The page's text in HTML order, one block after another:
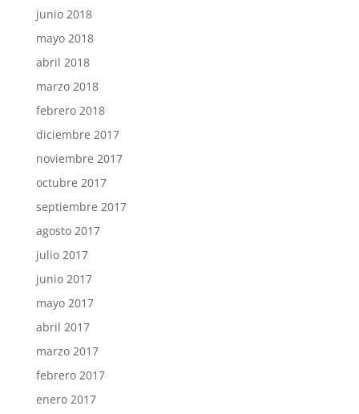
junio 2018
mayo 2018
abril 2018
marzo 2018
febrero 2018
diciembre 2017
noviembre 2017
octubre 2017
septiembre 2017
agosto 2017
julio 2017
junio 2017
mayo 2017
abril 2017
marzo 2017
febrero 2017
enero 2017